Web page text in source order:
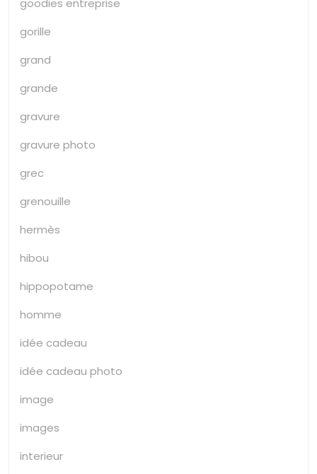
goodies entreprise
gorille
grand
grande
gravure
gravure photo
grec
grenouille
hermès
hibou
hippopotame
homme
idée cadeau
idée cadeau photo
image
images
interieur